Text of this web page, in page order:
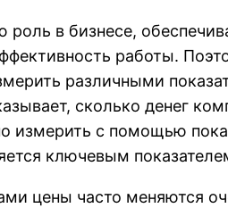
в бизнесе,
работы.
различными
сколько денег
с помощью
ключевым
цены часто меняются